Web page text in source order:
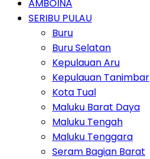
AMBOINA
SERIBU PULAU
Buru
Buru Selatan
Kepulauan Aru
Kepulauan Tanimbar
Kota Tual
Maluku Barat Daya
Maluku Tengah
Maluku Tenggara
Seram Bagian Barat